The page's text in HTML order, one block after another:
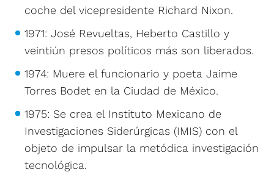
coche del vicepresidente Richard Nixon.
1971: José Revueltas, Heberto Castillo y
veintiún presos políticos más son liberados.
1974: Muere el funcionario y poeta Jaime
Torres Bodet en la Ciudad de México.
1975: Se crea el Instituto Mexicano de
Investigaciones Siderúrgicas (IMIS) con el
objeto de impulsar la metódica investigación
tecnológica.